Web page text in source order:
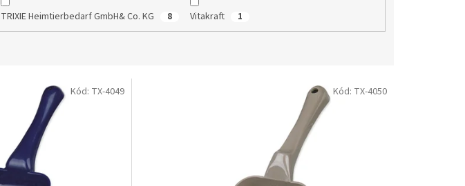
TRIXIE Heimtierbedarf GmbH& Co. KG 8 Vitakraft 1
Kód: TX-4049 Kód: TX-4050